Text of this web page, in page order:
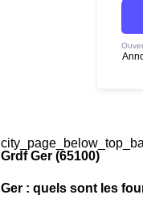
Grdf Ger (65100)
Ger : quels sont les